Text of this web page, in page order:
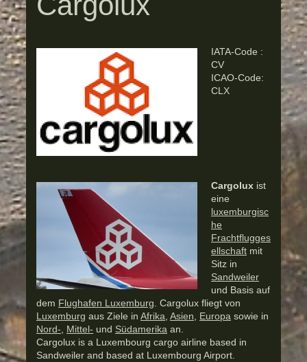
IATA-Code :
CV
ICAO-Code:
CLX
Cargolux ist
eine
luxemburgisc
he
Frachtflugges
ellschaft mit
Sitz in
Sandweiler
und Basis auf
dem Flughafen Luxemburg . Cargolux fliegt von
Luxemburg aus Ziele in Afrika Asien Europa sowie in
Nord-
Mittel- und Südamerika an.
Cargolux is a Luxembourg cargo airline based in
Sandweiler and based at Luxembourg Airport.